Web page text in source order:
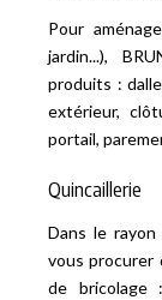
Pour
jardin...),
produits :
extérieur,
portail,
Quincaillerie
Dans le rayon
vous procurer
de bricolage